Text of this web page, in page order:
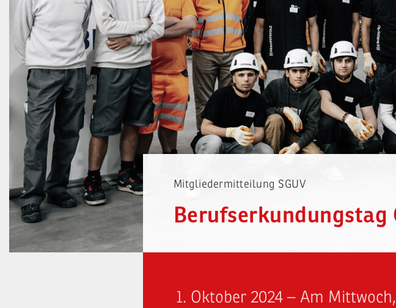
Mitgliedermitteilung SGUV
Berufserkundungstag
1. Oktober 2024 – Am